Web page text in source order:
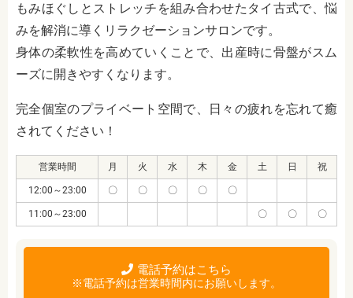
もみほぐしとストレッチを組み合わせたタイ古式で、悩
みを解消に導くリラクゼーションサロンです。
身体の柔軟性を高めていくことで、出産時に骨盤がスム
ーズに開きやすくなります。
完全個室のプライベート空間で、日々の疲れを忘れて癒
されてください！
営業時間 月 火 水 木 金 土 日 祝
12:00～23:00 〇 〇 〇 〇 〇
11:00～23:00 〇 〇 〇
電話予約はこちら
※電話予約は営業時間内にお願いします。